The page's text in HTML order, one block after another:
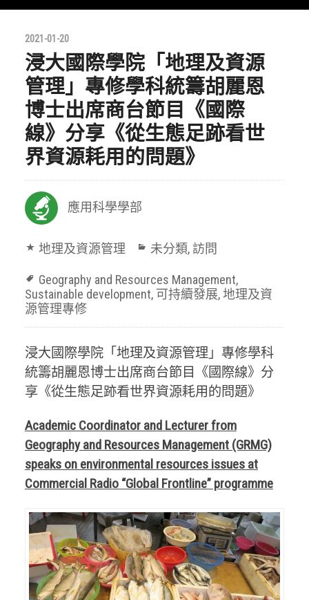
2021-01-20
浸大國際學院「地理及資源
管理」專修學科統籌胡麗恩
博士出席商台節目《國際
線》分享《從生態足跡看世
界資源耗用的問題》
應用科學學部
地理及資源管理 未分類,訪問
Geography and Resources Management,
Sustainable development, 可持續發展,地理及資
源管理專修
浸大國際學院「地理及資源管理」專修學科
統籌胡麗恩博士出席商台節目《國際線》分
享《從生態足跡看世界資源耗用的問題》
Academic Coordinator and Lecturer from
Geography and Resources Management (GRMG)
speaks on environmental resources issues at
Commercial Radio “Global Frontline” programme